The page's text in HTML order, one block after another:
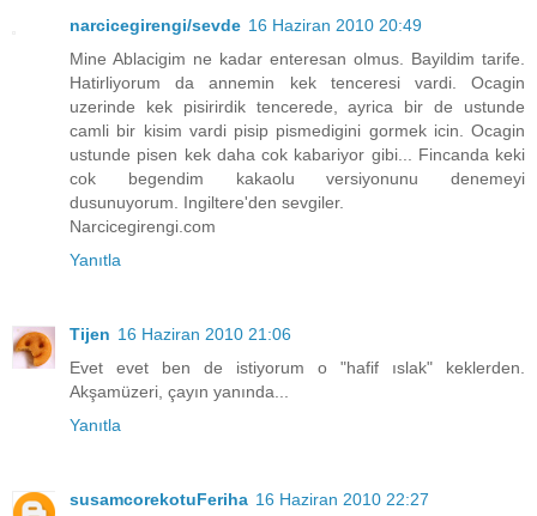
narcicegirengi/sevde 16 Haziran 2010 20:49
Mine Ablacigim ne kadar enteresan olmus. Bayildim tarife.
Hatirliyorum da annemin kek tenceresi vardi. Ocagin
uzerinde kek pisirirdik tencerede, ayrica bir de ustunde
camli bir kisim vardi pisip pismedigini gormek icin. Ocagin
ustunde pisen kek daha cok kabariyor gibi... Fincanda keki
cok begendim kakaolu versiyonunu denemeyi
dusunuyorum. Ingiltere'den sevgiler.
Narcicegirengi.com
Yanıtla
Tijen 16 Haziran 2010 21:06
Evet evet ben de istiyorum o "hafif ıslak" keklerden.
Akşamüzeri, çayın yanında...
Yanıtla
susamcorekotuFeriha 16 Haziran 2010 22:27